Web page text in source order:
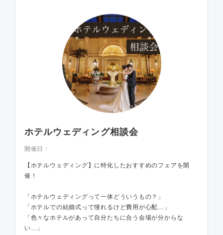
ホテルウェディング相談会
開催日：
【ホテルウェディング】に特化したおすすめのフェアを開
催！
「ホテルウェディングって一体どういうもの？」
「ホテルでの結婚式って憧れるけど費用が心配…」
「色々なホテルがあって自分たちに合う会場が分からな
い…」